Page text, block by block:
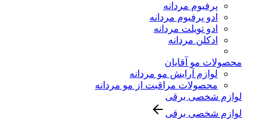
پرفیوم مردانه
ادو پرفیوم مردانه
ادو تویلت مردانه
ادکلن مردانه
محصولات مو آقایان
لوازم آرایش مو مردانه
محصولات مراقبت از مو مردانه
لوازم شخصی برقی
لوازم شخصی برقی